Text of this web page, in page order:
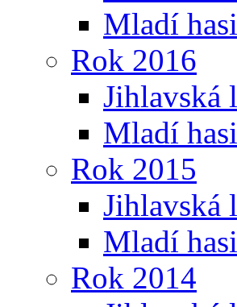
Mladí
Rok 2016
Jihlavská
Mladí
Rok 2015
Jihlavská
Mladí
Rok 2014